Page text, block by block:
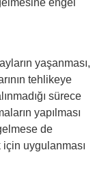
engel
yaşanması,
tehlikeye
sürece
yapılması
de
uygulanması